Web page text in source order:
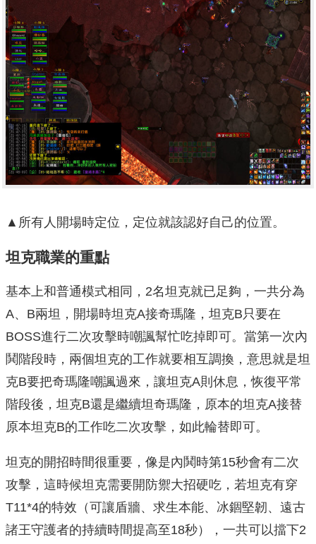
▲所有人開場時定位，定位就該認好自己的位置。
坦克職業的重點
基本上和普通模式相同，2名坦克就已足夠，一共分為
A、B兩坦，開場時坦克A接奇瑪隆，坦克B只要在
BOSS進行二次攻擊時嘲諷幫忙吃掉即可。當第一次內
鬨階段時，兩個坦克的工作就要相互調換，意思就是坦
克B要把奇瑪隆嘲諷過來，讓坦克A則休息，恢復平常
階段後，坦克B還是繼續坦奇瑪隆，原本的坦克A接替
原本坦克B的工作吃二次攻擊，如此輪替即可。
坦克的開招時間很重要，像是內鬨時第15秒會有二次
攻擊，這時候坦克需要開防禦大招硬吃，若坦克有穿
T11*4的特效（可讓盾牆、求生本能、冰錮堅韌、遠古
諸王守護者的持續時間提高至18秒），一共可以擋下2